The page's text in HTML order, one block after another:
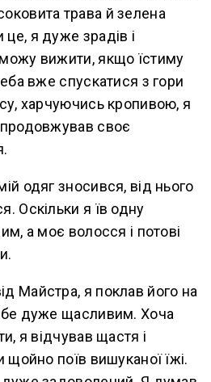
трава й зелена
я дуже зрадів і
вижити, якщо їстиму
вже спускатися з гори
харчуючись кропивою, я
своє
одяг зносився, від нього
Оскільки я їв одну
а моє волосся і потові
Майстра, я поклав його на
дуже щасливим. Хоча
я відчував щастя і
щойно поїв вишуканої їжі.